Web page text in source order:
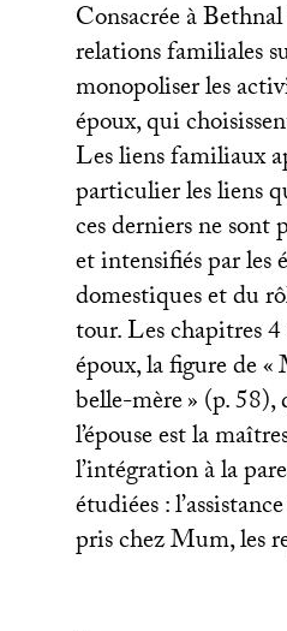
Consacrée à
relations familiales
monopoliser les
époux, qui
Les liens familiaux
particulier les liens
ces derniers ne sont
et intensifiés par les
domestiques et du
tour. Les chapitres
époux, la figure de «
belle-mère» (p. 58),
l’épouse est la
l’intégration à la
étudiées :
pris chez Mum, les